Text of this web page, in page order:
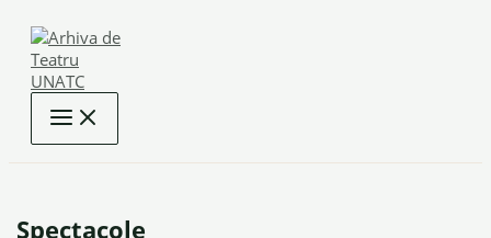
content
Spectacole